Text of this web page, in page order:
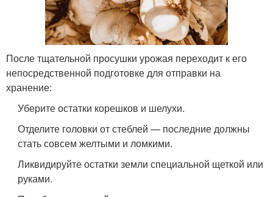
После тщательной просушки урожая переходит к его
непосредственной подготовке для отправки на
хранение:
Уберите остатки корешков и шелухи.
Отделите головки от стеблей — последние должны
стать совсем желтыми и ломкими.
Ликвидируйте остатки земли специальной щеткой или
руками.